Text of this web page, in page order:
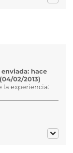
hace
02/2013)
la experiencia: